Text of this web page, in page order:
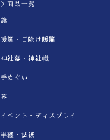
＞商品一覧
旗
暖簾・日除け暖簾
神社幕・神社幟
手ぬぐい
幕
イべント・ディスプレイ
半纏・法被